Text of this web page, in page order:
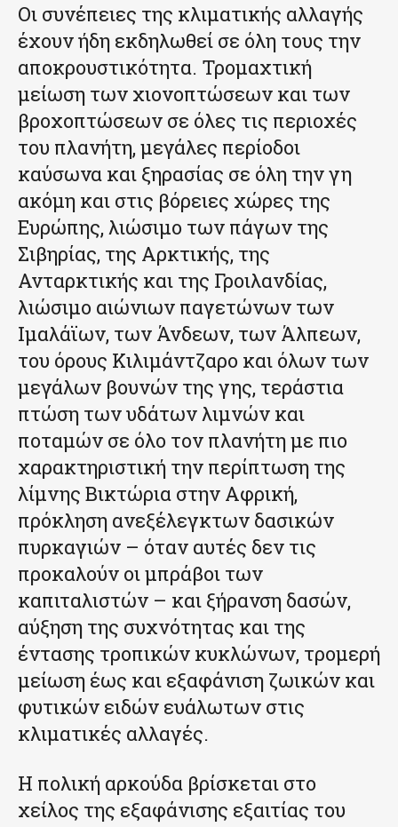
Οι συνέπειες της κλιματικής αλλαγής
έχουν ήδη εκδηλωθεί σε όλη τους την
αποκρουστικότητα. Τρομαχτική
μείωση των χιονοπτώσεων και των
βροχοπτώσεων σε όλες τις περιοχές
του πλανήτη, μεγάλες περίοδοι
καύσωνα και ξηρασίας σε όλη την γη
ακόμη και στις βόρειες χώρες της
Ευρώπης, λιώσιμο των πάγων της
Σιβηρίας, της Αρκτικής, της
Ανταρκτικής και της Γροιλανδίας,
λιώσιμο αιώνιων παγετώνων των
Ιμαλάϊων, των Άνδεων, των Άλπεων,
του όρους Κιλιμάντζαρο και όλων των
μεγάλων βουνών της γης, τεράστια
πτώση των υδάτων λιμνών και
ποταμών σε όλο τον πλανήτη με πιο
χαρακτηριστική την περίπτωση της
λίμνης Βικτώρια στην Αφρική,
πρόκληση ανεξέλεγκτων δασικών
πυρκαγιών – όταν αυτές δεν τις
προκαλούν οι μπράβοι των
καπιταλιστών – και ξήρανση δασών,
αύξηση της συχνότητας και της
έντασης τροπικών κυκλώνων, τρομερή
μείωση έως και εξαφάνιση ζωικών και
φυτικών ειδών ευάλωτων στις
κλιματικές αλλαγές.
Η πολική αρκούδα βρίσκεται στο
χείλος της εξαφάνισης εξαιτίας του